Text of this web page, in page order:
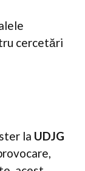
cercetări
la UDJG